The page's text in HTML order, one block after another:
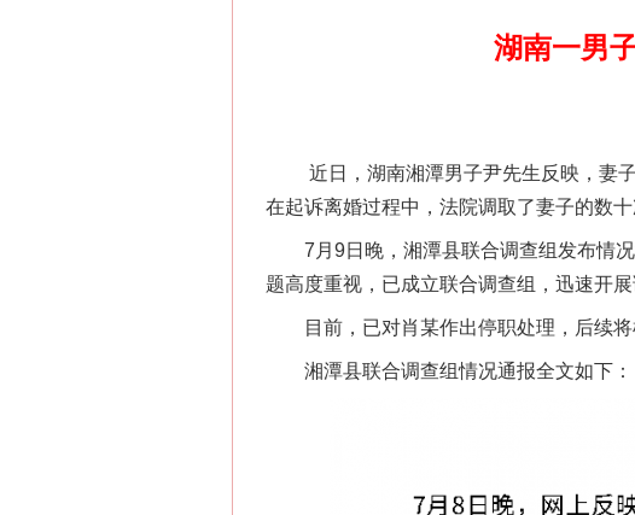
湖南一男
近日，湖南湘潭男子尹先生反映，妻子
在起诉离婚过程中，法院调取了妻子的数
7月9日晚，湘潭县联合调查组发布情况
题高度重视，已成立联合调查组，迅速开展
目前，已对肖某作出停职处理，后续将
湘潭县联合调查组情况通报全文如下：